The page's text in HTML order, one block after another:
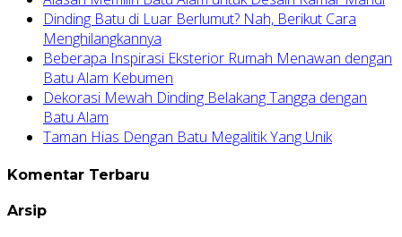
Dinding Batu di Luar Berlumut? Nah, Berikut Cara
Menghilangkannya
Beberapa Inspirasi Eksterior Rumah Menawan dengan
Batu Alam Kebumen
Dekorasi Mewah Dinding Belakang Tangga dengan
Batu Alam
Taman Hias Dengan Batu Megalitik Yang Unik
Komentar Terbaru
Arsip